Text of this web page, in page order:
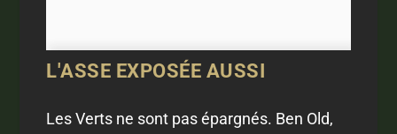
L'ASSE EXPOSÉE AUSSI
Les Verts ne sont pas épargnés. Ben Old,